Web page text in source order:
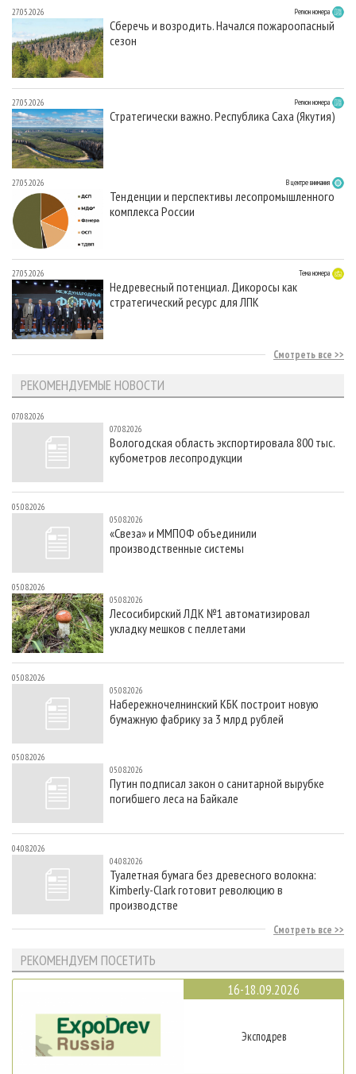
27.05.2026 Регион номера
Сберечь и возродить. Начался пожароопасный
сезон
27.05.2026 Регион номера
Стратегически важно. Республика Саха (Якутия)
27.05.2026 В центре внимания
Тенденции и перспективы лесопромышленного
комплекса России
27.05.2026 Тема номера
Недревесный потенциал. Дикоросы как
стратегический ресурс для ЛПК
Смотреть все
РЕКОМЕНДУЕМЫЕ НОВОСТИ
07.08.2026
07.08.2026
Вологодская область экспортировала 800 тыс.
кубометров лесопродукции
05.08.2026
05.08.2026
«Свеза» и ММПОФ объединили
производственные системы
05.08.2026
05.08.2026
Лесосибирский ЛДК №1 автоматизировал
укладку мешков с пеллетами
05.08.2026
05.08.2026
Набережночелнинский КБК построит новую
бумажную фабрику за 3 млрд рублей
05.08.2026
05.08.2026
Путин подписал закон о санитарной вырубке
погибшего леса на Байкале
04.08.2026
04.08.2026
Туалетная бумага без древесного волокна:
Kimberly-Clark готовит революцию в
производстве
Смотреть все
РЕКОМЕНДУЕМ ПОСЕТИТЬ
16-18.09.2026
Эксподрев